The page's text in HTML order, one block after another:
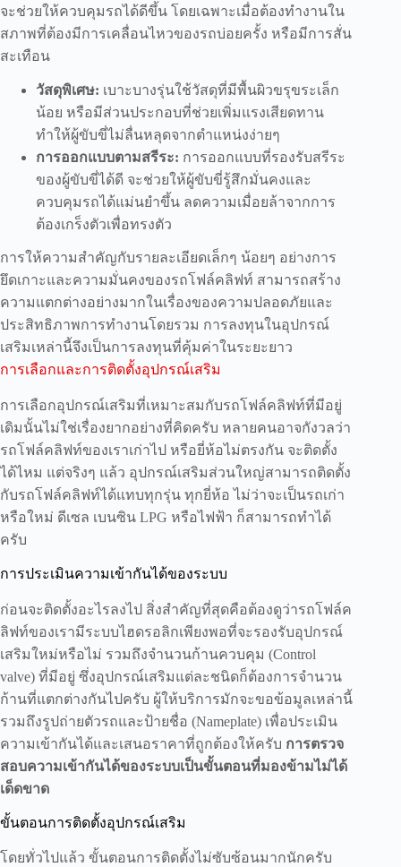
จะช่วยให้ควบคุมรถได้ดีขึ้น โดยเฉพาะเมื่อต้องทำงานใน
สภาพที่ต้องมีการเคลื่อนไหวของรถบ่อยครั้ง หรือมีการสั่น
สะเทือน
วัสดุพิเศษ: เบาะบางรุ่นใช้วัสดุที่มีพื้นผิวขรุขระเล็ก
น้อย หรือมีส่วนประกอบที่ช่วยเพิ่มแรงเสียดทาน
ทำให้ผู้ขับขี่ไม่ลื่นหลุดจากตำแหน่งง่ายๆ
การออกแบบตามสรีระ: การออกแบบที่รองรับสรีระ
ของผู้ขับขี่ได้ดี จะช่วยให้ผู้ขับขี่รู้สึกมั่นคงและ
ควบคุมรถได้แม่นยำขึ้น ลดความเมื่อยล้าจากการ
ต้องเกร็งตัวเพื่อทรงตัว
การให้ความสำคัญกับรายละเอียดเล็กๆ น้อยๆ อย่างการ
ยึดเกาะและความมั่นคงของรถโฟล์คลิฟท์ สามารถสร้าง
ความแตกต่างอย่างมากในเรื่องของความปลอดภัยและ
ประสิทธิภาพการทำงานโดยรวม การลงทุนในอุปกรณ์
เสริมเหล่านี้จึงเป็นการลงทุนที่คุ้มค่าในระยะยาว
การเลือกและการติดตั้งอุปกรณ์เสริม
การเลือกอุปกรณ์เสริมที่เหมาะสมกับรถโฟล์คลิฟท์ที่มีอยู่
เดิมนั้นไม่ใช่เรื่องยากอย่างที่คิดครับ หลายคนอาจกังวลว่า
รถโฟล์คลิฟท์ของเราเก่าไป หรือยี่ห้อไม่ตรงกัน จะติดตั้ง
ได้ไหม แต่จริงๆ แล้ว อุปกรณ์เสริมส่วนใหญ่สามารถติดตั้ง
กับรถโฟล์คลิฟท์ได้แทบทุกรุ่น ทุกยี่ห้อ ไม่ว่าจะเป็นรถเก่า
หรือใหม่ ดีเซล เบนซิน LPG หรือไฟฟ้า ก็สามารถทำได้
ครับ
การประเมินความเข้ากันได้ของระบบ
ก่อนจะติดตั้งอะไรลงไป สิ่งสำคัญที่สุดคือต้องดูว่ารถโฟล์ค
ลิฟท์ของเรามีระบบไฮดรอลิกเพียงพอที่จะรองรับอุปกรณ์
เสริมใหม่หรือไม่ รวมถึงจำนวนก้านควบคุม (Control
valve) ที่มีอยู่ ซึ่งอุปกรณ์เสริมแต่ละชนิดก็ต้องการจำนวน
ก้านที่แตกต่างกันไปครับ ผู้ให้บริการมักจะขอข้อมูลเหล่านี้
รวมถึงรูปถ่ายตัวรถและป้ายชื่อ (Nameplate) เพื่อประเมิน
ความเข้ากันได้และเสนอราคาที่ถูกต้องให้ครับ การตรวจ
สอบความเข้ากันได้ของระบบเป็นขั้นตอนที่มองข้ามไม่ได้
เด็ดขาด
ขั้นตอนการติดตั้งอุปกรณ์เสริม
โดยทั่วไปแล้ว ขั้นตอนการติดตั้งไม่ซับซ้อนมากนักครับ